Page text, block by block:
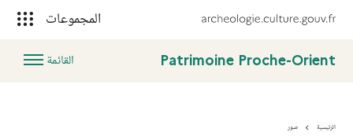
المجموعات
Patrimoine Proche-Orient القائمة
الرئيسية صور